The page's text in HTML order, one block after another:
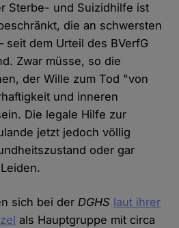
Sterbe- und Suizidhilfe ist
die an schwersten
seit dem Urteil des BVerfG
Zwar müsse, so die
der Wille zum Tod "von
und inneren
Die legale Hilfe zur
jetzt jedoch völlig
oder gar
sich bei derDGHS laut ihrer
als Hauptgruppe mit circa